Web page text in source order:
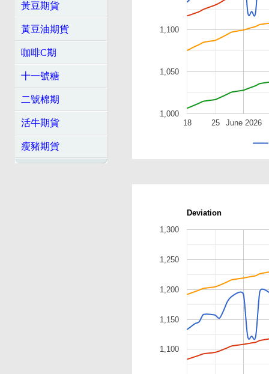
黃豆期貨
黃豆油期貨
咖啡C期
十一號糖
二號棉期
活牛期貨
瘦豬期貨
June 2026
18 25
1,000
1,050
1,100
Deviation
1,100
1,150
1,200
1,250
1,300